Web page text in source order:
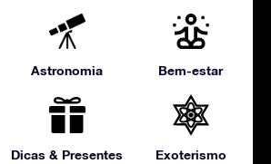
Astronomia Bem-estar
Dicas & Presentes Exoterismo